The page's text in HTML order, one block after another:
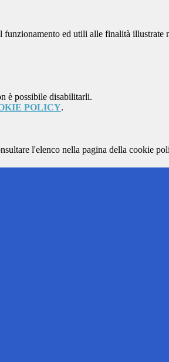
funzionamento ed utili alle finalità illustrate
è possibile disabilitarli.
POLICY.
l'elenco nella pagina della cookie